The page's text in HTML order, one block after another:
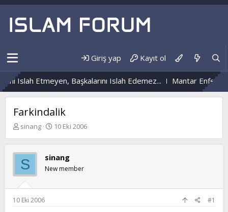
Giriş yap Kayıt ol
Islah Etmeyen, Başkalarını Islah Edemez... Mantar
Farkindalik
K
b
u
y
u
b
a
sinang
B
a
n
ı
10 Eki 2006
S sinang
New member
10 Eki 2006 #1